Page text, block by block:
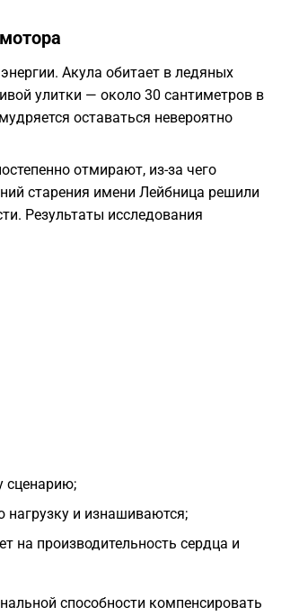
Акула обитает в ледяных
улитки — около 30 сантиметров в
оставаться невероятно
отмирают, из-за чего
старения имени Лейбница решили
Результаты исследования
сценарию;
и изнашиваются;
на производительность сердца и
способности компенсировать